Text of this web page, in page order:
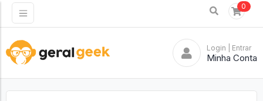
0
Login | Entrar
Minha Conta